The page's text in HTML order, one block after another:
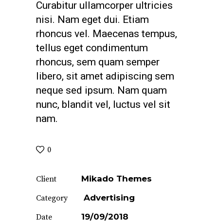
Curabitur ullamcorper ultricies
nisi. Nam eget dui. Etiam
rhoncus vel. Maecenas tempus,
tellus eget condimentum
rhoncus, sem quam semper
libero, sit amet adipiscing sem
neque sed ipsum. Nam quam
nunc, blandit vel, luctus vel sit
nam.
0
Client
Mikado Themes
Category
Advertising
Date
19/09/2018